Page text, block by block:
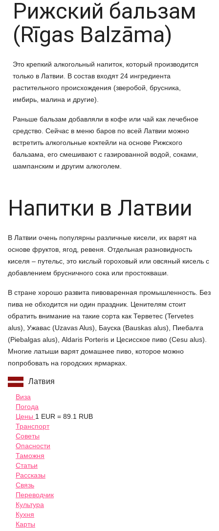
Рижский бальзам
(Rīgas Balzāma)
Это крепкий алкогольный напиток, который производится
только в Латвии. В состав входят 24 ингредиента
растительного происхождения (зверобой, брусника,
имбирь, малина и другие).
Раньше бальзам добавляли в кофе или чай как лечебное
средство. Сейчас в меню баров по всей Латвии можно
встретить алкогольные коктейли на основе Рижского
бальзама, его смешивают с газированной водой, соками,
шампанским и другим алкоголем.
Напитки в Латвии
В Латвии очень популярны различные кисели, их варят на
основе фруктов, ягод, ревеня. Отдельная разновидность
киселя – путельс, это кислый гороховый или овсяный кисель с
добавлением брусничного сока или простокваши.
В стране хорошо развита пивоваренная промышленность. Без
пива не обходится ни один праздник. Ценителям стоит
обратить внимание на такие сорта как Терветес (Tervetes
alus), Ужавас (Uzavas Alus), Бауска (Bauskas alus), Пиебалга
(Piebalgas alus), Aldaris Porteris и Цесисское пиво (Cesu alus).
Многие латыши варят домашнее пиво, которое можно
попробовать на городских ярмарках.
Латвия
Виза
Погода
Цены 1 EUR = 89.1 RUB
Транспорт
Советы
Опасности
Таможня
Статьи
Рассказы
Связь
Переводчик
Культура
Кухня
Карты